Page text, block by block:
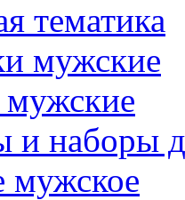
тематика
мужские
наборы
мужское